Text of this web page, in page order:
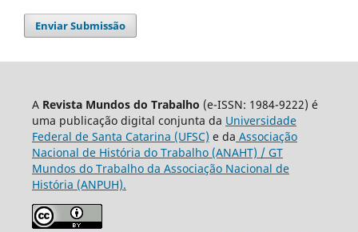
Enviar Submissão
A Revista Mundos do Trabalho (e-ISSN: 1984-9222) é
uma publicação digital conjunta da Universidade
Federal de Santa Catarina (UFSC) e da Associação
Nacional de História do Trabalho (ANAHT) / GT
Mundos do Trabalho da Associação Nacional de
História (ANPUH).